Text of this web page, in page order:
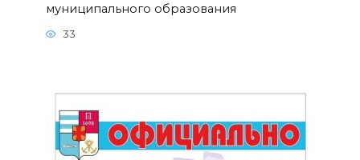
муниципального образования
33